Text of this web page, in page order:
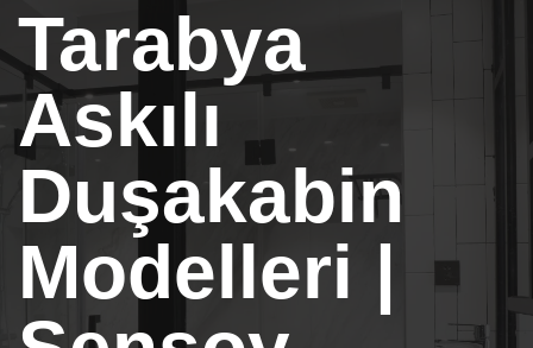
Tarabya
Askılı
Duşakabin
Modelleri |